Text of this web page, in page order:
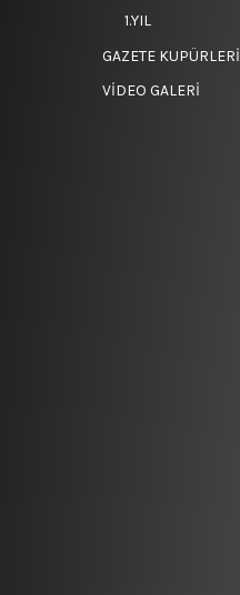
1.YIL
GAZETE KUPÜRLERİ
VİDEO GALERİ